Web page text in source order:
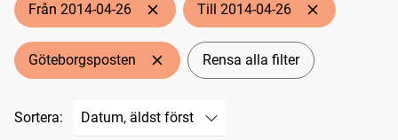
Från 2014-04-26 Till 2014-04-26
Göteborgsposten Rensa alla filter
Sortera: